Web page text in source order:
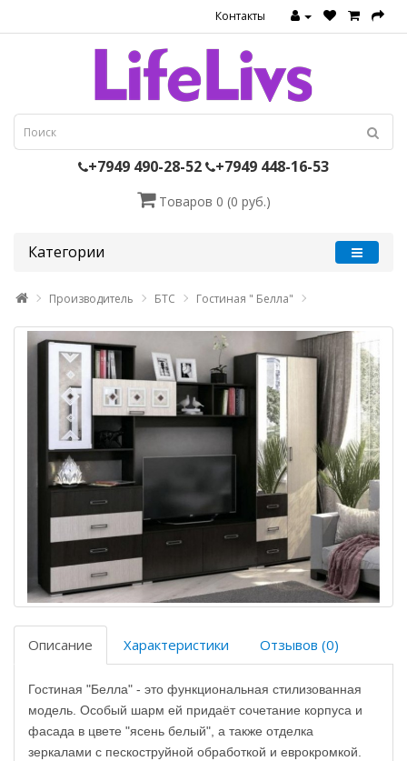
Контакты
+7949 490-28-52 +7949 448-16-53
Товаров 0 (0 руб.)
Категории
Производитель БТС Гостиная " Белла"
Описание Характеристики Отзывов (0)
Гостиная "Белла" - это функциональная стилизованная
модель. Особый шарм ей придаёт сочетание корпуса и
фасада в цвете "ясень белый", а также отделка
зеркалами с пескоструйной обработкой и еврокромкой.